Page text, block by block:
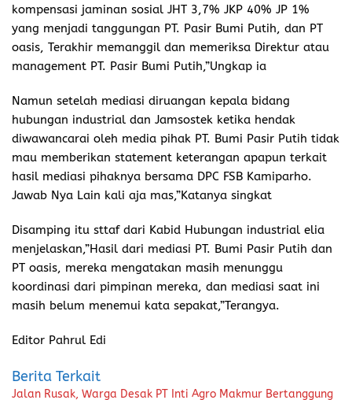
kompensasi jaminan sosial JHT 3,7% JKP 40% JP 1%
yang menjadi tanggungan PT. Pasir Bumi Putih, dan PT
oasis, Terakhir memanggil dan memeriksa Direktur atau
management PT. Pasir Bumi Putih,”Ungkap ia
Namun setelah mediasi diruangan kepala bidang
hubungan industrial dan Jamsostek ketika hendak
diwawancarai oleh media pihak PT. Bumi Pasir Putih tidak
mau memberikan statement keterangan apapun terkait
hasil mediasi pihaknya bersama DPC FSB Kamiparho.
Jawab Nya Lain kali aja mas,”Katanya singkat
Disamping itu sttaf dari Kabid Hubungan industrial elia
menjelaskan,”Hasil dari mediasi PT. Bumi Pasir Putih dan
PT oasis, mereka mengatakan masih menunggu
koordinasi dari pimpinan mereka, dan mediasi saat ini
masih belum menemui kata sepakat,”Terangya.
Editor Pahrul Edi
Berita Terkait
Jalan Rusak, Warga Desak PT Inti Agro Makmur Bertanggung